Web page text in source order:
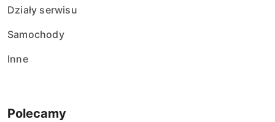
Działy serwisu
Samochody
Inne
Polecamy